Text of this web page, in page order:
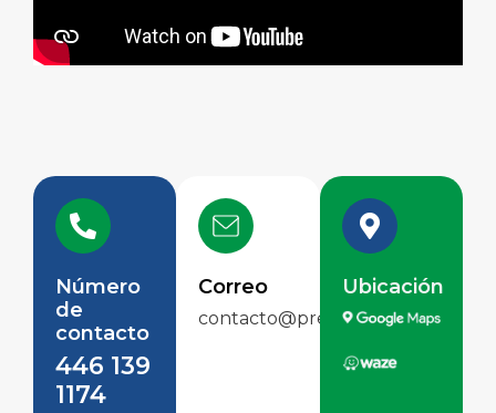
Número
de
contacto
446 139
1174
Correo
contacto@preservejuriquilla.mx
Ubicación